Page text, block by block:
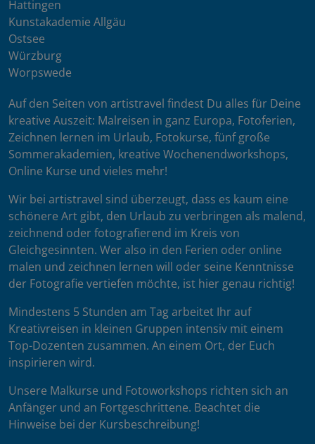
Hattingen
Kunstakademie Allgäu
Ostsee
Würzburg
Worpswede
Auf den Seiten von artistravel findest Du alles für Deine
kreative Auszeit: Malreisen in ganz Europa, Fotoferien,
Zeichnen lernen im Urlaub, Fotokurse, fünf große
Sommerakademien, kreative Wochenendworkshops,
Online Kurse und vieles mehr!
Wir bei artistravel sind überzeugt, dass es kaum eine
schönere Art gibt, den Urlaub zu verbringen als malend,
zeichnend oder fotografierend im Kreis von
Gleichgesinnten. Wer also in den Ferien oder online
malen und zeichnen lernen will oder seine Kenntnisse
der Fotografie vertiefen möchte, ist hier genau richtig!
Mindestens 5 Stunden am Tag arbeitet Ihr auf
Kreativreisen in kleinen Gruppen intensiv mit einem
Top-Dozenten zusammen. An einem Ort, der Euch
inspirieren wird.
Unsere Malkurse und Fotoworkshops richten sich an
Anfänger und an Fortgeschrittene. Beachtet die
Hinweise bei der Kursbeschreibung!